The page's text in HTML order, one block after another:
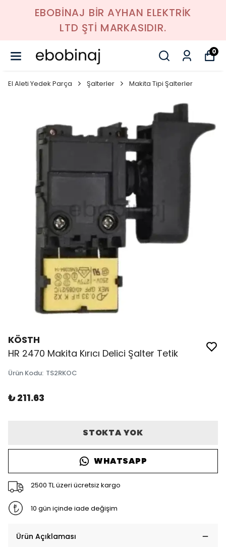
EBOBİNAJ BİR AYHAN ELEKTRİK
LTD ŞTİ MARKASIDIR.
0
El Aleti Yedek Parça Şalterler Makita Tipi Şalterler
KÖSTH
HR 2470 Makita Kırıcı Delici Şalter Tetik
Ürün Kodu: TS2RKOC
₺ 211.63
STOKTA YOK
WHATSAPP
2500 TL üzeri ücretsiz kargo
10 gün içinde iade değişim
Ürün Açıklaması